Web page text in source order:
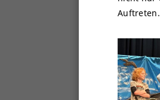
Auftreten.